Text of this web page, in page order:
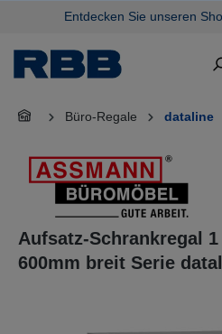
springenEntdecken Sie unseren
Büro-Regale dataline
Aufsatz-Schrankregal
600mm breit Serie